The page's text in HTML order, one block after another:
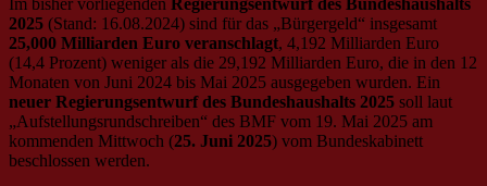
2025 (Stand: 16.08.2024) sind für das „Bürgergeld“ insgesamt
25,000 Milliarden Euro veranschlagt, 4,192 Milliarden Euro
(14,4 Prozent) weniger als die 29,192 Milliarden Euro, die in den 12
Monaten von Juni 2024 bis Mai 2025 ausgegeben wurden. Ein
neuer Regierungsentwurf des Bundeshaushalts 2025 soll laut
„Aufstellungsrundschreiben“ des BMF vom 19. Mai 2025 am
kommenden Mittwoch (25. Juni 2025) vom Bundeskabinett
beschlossen werden.